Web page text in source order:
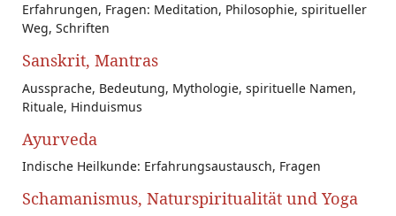
Erfahrungen, Fragen: Meditation, Philosophie, spiritueller
Weg, Schriften
Sanskrit, Mantras
Aussprache, Bedeutung, Mythologie, spirituelle Namen,
Rituale, Hinduismus
Ayurveda
Indische Heilkunde: Erfahrungsaustausch, Fragen
Schamanismus, Naturspiritualität und Yoga